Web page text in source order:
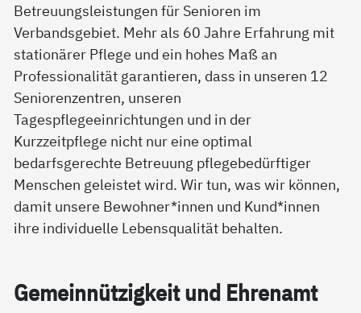
Betreuungsleistungen für Senioren im
Verbandsgebiet. Mehr als 60 Jahre Erfahrung mit
stationärer Pflege und ein hohes Maß an
Professionalität garantieren, dass in unseren 12
Seniorenzentren, unseren
Tagespflegeeinrichtungen und in der
Kurzzeitpflege nicht nur eine optimal
bedarfsgerechte Betreuung pflegebedürftiger
Menschen geleistet wird. Wir tun, was wir können,
damit unsere Bewohner*innen und Kund*innen
ihre individuelle Lebensqualität behalten.
Ge­mein­nüt­zig­keit und Eh­ren­amt